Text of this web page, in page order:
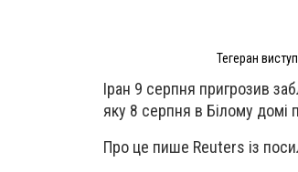
Тегеран
Іран 9 серпня пригрозив
яку 8 серпня в Білому домі
Про це пише Reuters із